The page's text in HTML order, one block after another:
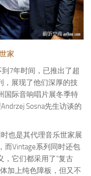
家
7年时间，已推出了超
，展现了他们深厚的技
国际音响唱片展冬季特
Sosna先生访谈的
也是其代理音乐世家展
而Vintage系列同时还包
，它们都采用了“复古
加上纯色障板，但又不